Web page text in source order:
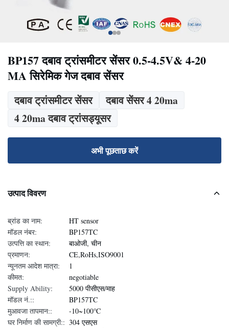
BP157 दबाव ट्रांसमीटर सेंसर 0.5-4.5V& 4-20
MA सिरेमिक गेज दबाव सेंसर
दबाव ट्रांसमीटर सेंसर
दबाव सेंसर 4 20ma
4 20ma दबाव ट्रांसड्यूसर
अभी पूछताछ करें
उत्पाद विवरण
ब्रांड का नाम:
HT sensor
मॉडल नंबर:
BP157TC
उत्पत्ति का स्थान:
बाओजी, चीन
प्रमाणन:
CE,RoHs,ISO9001
न्यूनतम आदेश मात्रा:
1
कीमत:
negotiable
Supply Ability:
5000 पीसीएस/माह
मॉडल नं.::
BP157TC
मुआवजा तापमान::
-10~100℃
घर निर्माण की सामग्री:: 304 एसएस